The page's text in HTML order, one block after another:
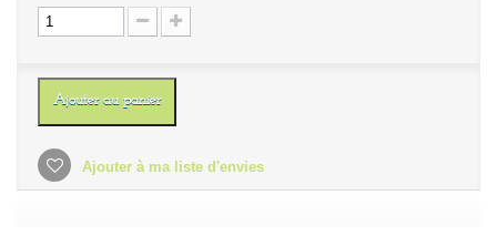
Ajouter au panier
Ajouter à ma liste d'envies